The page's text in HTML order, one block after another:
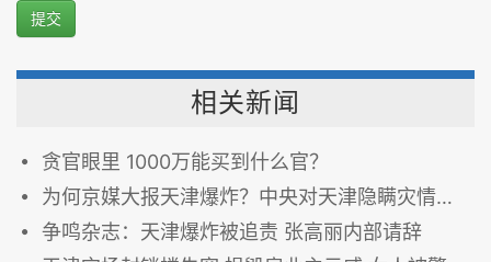
提交
相关新闻
贪官眼里 1000万能买到什么官？
为何京媒大报天津爆炸？中央对天津隐瞒灾情很恼火
争鸣杂志：天津爆炸被追责 张高丽内部请辞